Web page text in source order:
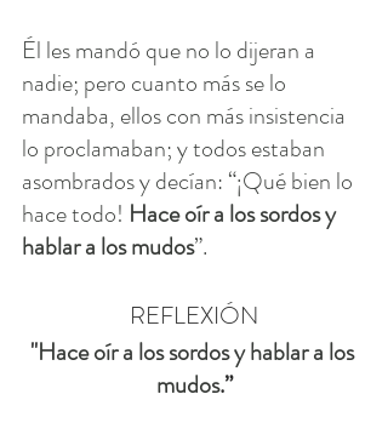
Él les mandó que no lo dijeran a
nadie; pero cuanto más se lo
mandaba, ellos con más insistencia
lo proclamaban; y todos estaban
asombrados y decían: “¡Qué bien lo
hace todo! Hace oír a los sordos y
hablar a los mudos”.
REFLEXIÓN
"Hace oír a los sordos y hablar a los
mudos.”